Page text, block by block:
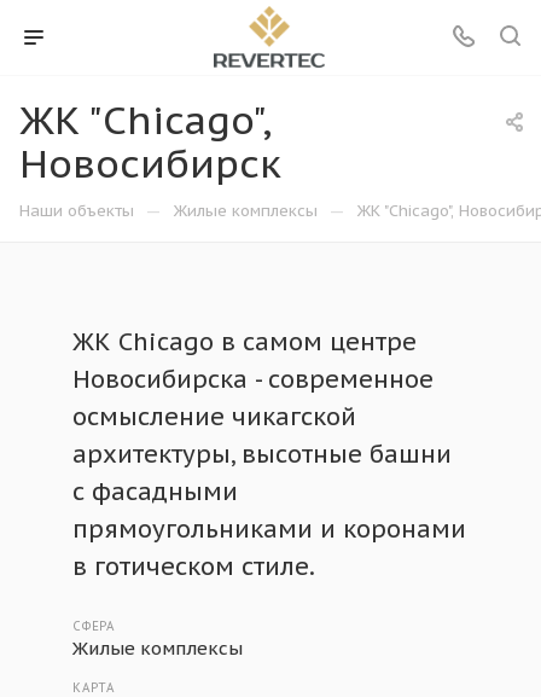
ЖК "Chicago",
Новосибирск
Наши объекты — Жилые комплексы — ЖК "Chicago",
ЖК Chicago в самом центре
Новосибирска - современное
осмысление чикагской
архитектуры, высотные башни
с фасадными
прямоугольниками и коронами
в готическом стиле.
СФЕРА
Жилые комплексы
КАРТА